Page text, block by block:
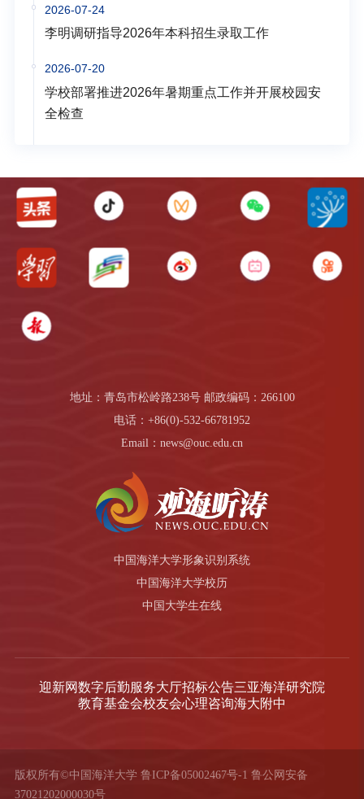
2026-07-24
李明调研指导2026年本科招生录取工作
2026-07-20
学校部署推进2026年暑期重点工作并开展校园安
全检查
地址：青岛市松岭路238号 邮政编码：266100
电话：+86(0)-532-66781952
Email：news@ouc.edu.cn
中国海洋大学形象识别系统
中国海洋大学校历
中国大学生在线
迎新网数字后勤服务大厅招标公告三亚海洋研究院
教育基金会校友会心理咨询海大附中
版权所有©中国海洋大学 鲁ICP备05002467号-1 鲁公网安备
37021202000030号